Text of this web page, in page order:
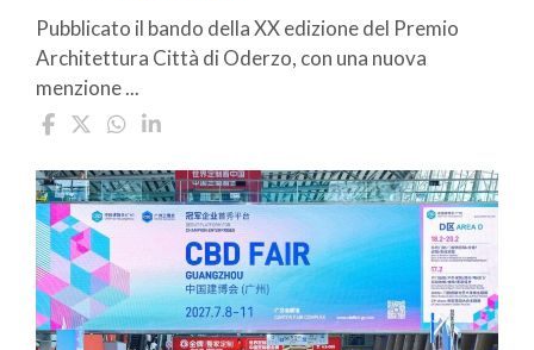
Pubblicato il bando della XX edizione del Premio
Architettura Città di Oderzo, con una nuova
menzione ...